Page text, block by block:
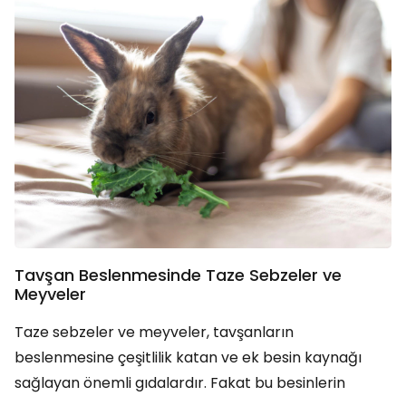
Tavşan Beslenmesinde Taze Sebzeler ve
Meyveler
Taze sebzeler ve meyveler, tavşanların
beslenmesine çeşitlilik katan ve ek besin kaynağı
sağlayan önemli gıdalardır. Fakat bu besinlerin